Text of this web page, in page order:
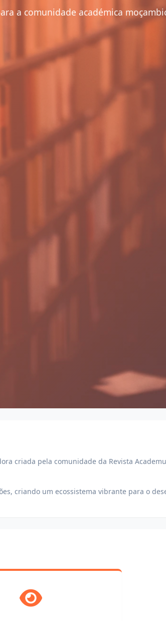
a comunidade académica
criada pela comunidade da Revista
criando um ecossistema vibrante para o